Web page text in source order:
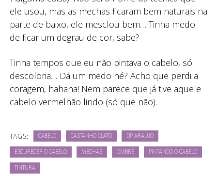
ele usou, mas as mechas ficaram bem naturais na
parte de baixo, ele mesclou bem… Tinha medo
de ficar um degrau de cor, sabe?
Tinha tempos que eu não pintava o cabelo, só
descoloria… Dá um medo né? Acho que perdi a
coragem, hahaha! Nem parece que já tive aquele
cabelo vermelhão lindo (só que não).
TAGS: CABELO CASTANHO CLATO DP ARAUJO
ESCURECER O CABELO MECHAS OMBRÉ PINTANDO O CABELO
TINTURA